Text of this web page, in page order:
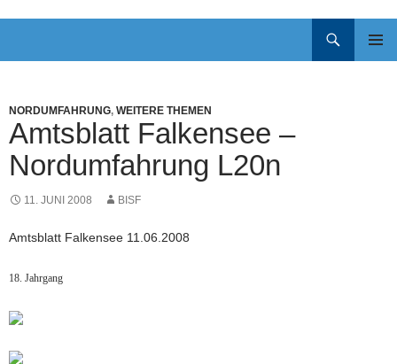
NORDUMFAHRUNG, WEITERE THEMEN
Amtsblatt Falkensee –
Nordumfahrung L20n
11. JUNI 2008 BISF
Amtsblatt Falkensee 11.06.2008
18. Jahrgang